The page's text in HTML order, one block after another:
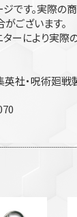
です。実際の
ございます。
ーにより実際
社・呪術廻戦